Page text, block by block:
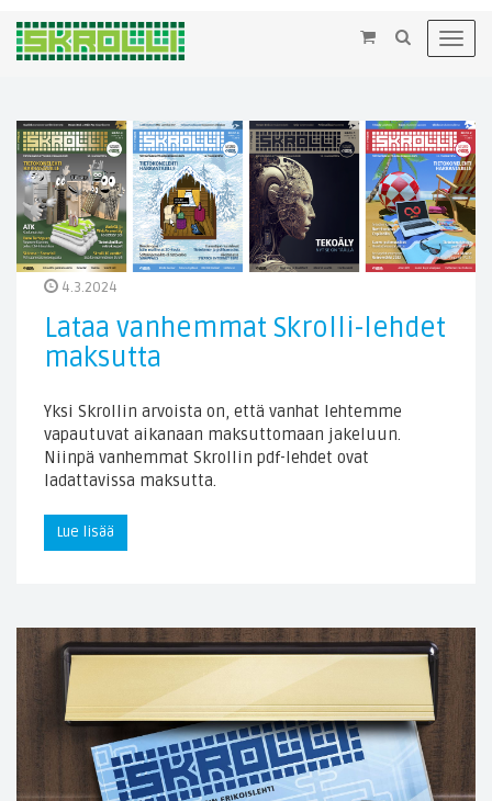
×
4.3.2024
Lataa vanhemmat Skrolli-lehdet
maksutta
Yksi Skrollin arvoista on, että vanhat lehtemme
vapautuvat aikanaan maksuttomaan jakeluun.
Niinpä vanhemmat Skrollin pdf-lehdet ovat
ladattavissa maksutta.
Lue lisää